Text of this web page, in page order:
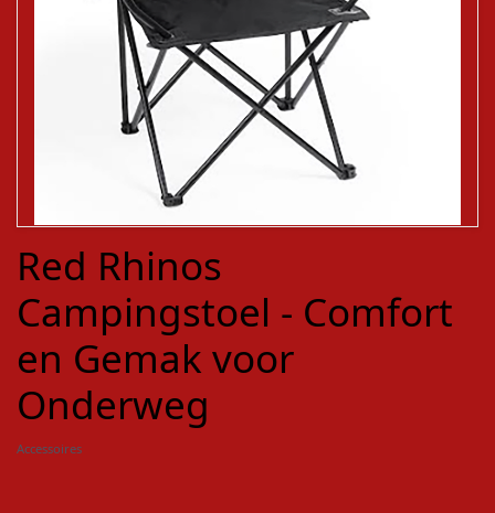
Red Rhinos
Campingstoel - Comfort
en Gemak voor
Onderweg
Accessoires